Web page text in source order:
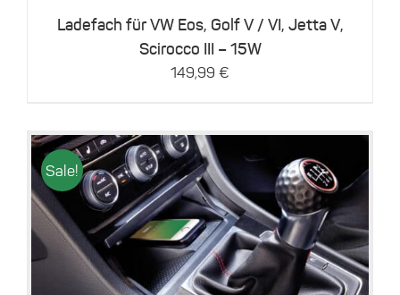
Ladefach für VW Eos, Golf V / VI, Jetta V,
Scirocco III – 15W
149,99 €
Sale!
Details